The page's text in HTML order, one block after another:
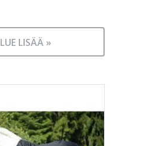
LUE LISÄÄ »